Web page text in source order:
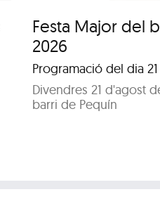
Festa Major del
2026
Programació del dia
Divendres 21 d'agost
barri de Pequín